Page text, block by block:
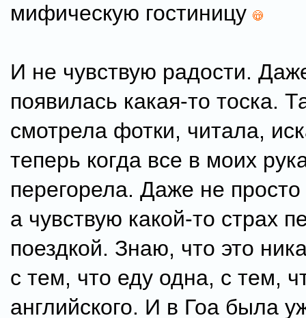
мифическую гостиницу
И не чувствую радости.
появилась какая-то тоска.
смотрела фотки, читала,
теперь когда все в моих
перегорела. Даже не
а чувствую какой-то страх
поездкой. Знаю, что это
с тем, что еду одна, с тем,
английского. И в Гоа была